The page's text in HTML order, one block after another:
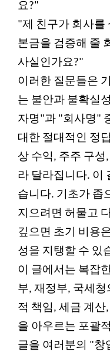
요?"
"제 친구가 회사를
본금을 검증해 줄
사실인가요?"
이러한 질문들은
는 불안과 불확실
자명"과 "회사명"
대한 절대적인 정
상 수익, 주주 구
라 달라집니다. 이
습니다. 기초가 좁
지으려면 허물고
깊으면 초기 비용
성을 지탱할 수 있
이 글에서는 복잡
부, 재정부, 국세청
적 책임, 세금 계산
을 아우르는 포괄
글을 여러분의 "창